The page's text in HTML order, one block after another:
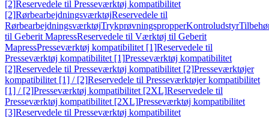
[2]Reservedele til Presseværktøj kompatibilitet
[2]RørbearbejdningsværktøjReservedele til
RørbearbejdningsværktøjTrykprøvningspropperKontroludstyr
til Geberit MapressReservedele til Værktøj til Geberit
MapressPresseværktøj kompatibilitet [1]Reservedele til
Presseværktøj kompatibilitet [1]Presseværktøj kompatibilitet
[2]Reservedele til Presseværktøj kompatibilitet [2]Presseværktøjer
kompatibilitet [1] / [2]Reservedele til Presseværktøjer kompatibilitet
[1] / [2]Presseværktøj kompatibilitet [2XL]Reservedele til
Presseværktøj kompatibilitet [2XL]Presseværktøj kompatibilitet
[3]Reservedele til Presseværktøj kompatibilitet